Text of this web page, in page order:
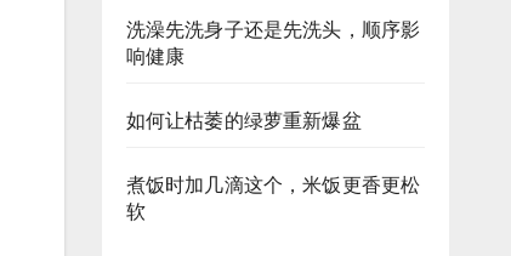
洗澡先洗身子还是先洗头，顺序影
响健康
如何让枯萎的绿萝重新爆盆
煮饭时加几滴这个，米饭更香更松
软